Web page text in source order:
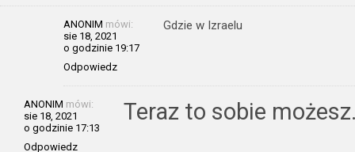
ANONIM mówi:
sie 18, 2021
o godzinie 19:17
Odpowiedz
Gdzie w Izraelu
ANONIM mówi:
sie 18, 2021
o godzinie 17:13
Odpowiedz
Teraz to sobie